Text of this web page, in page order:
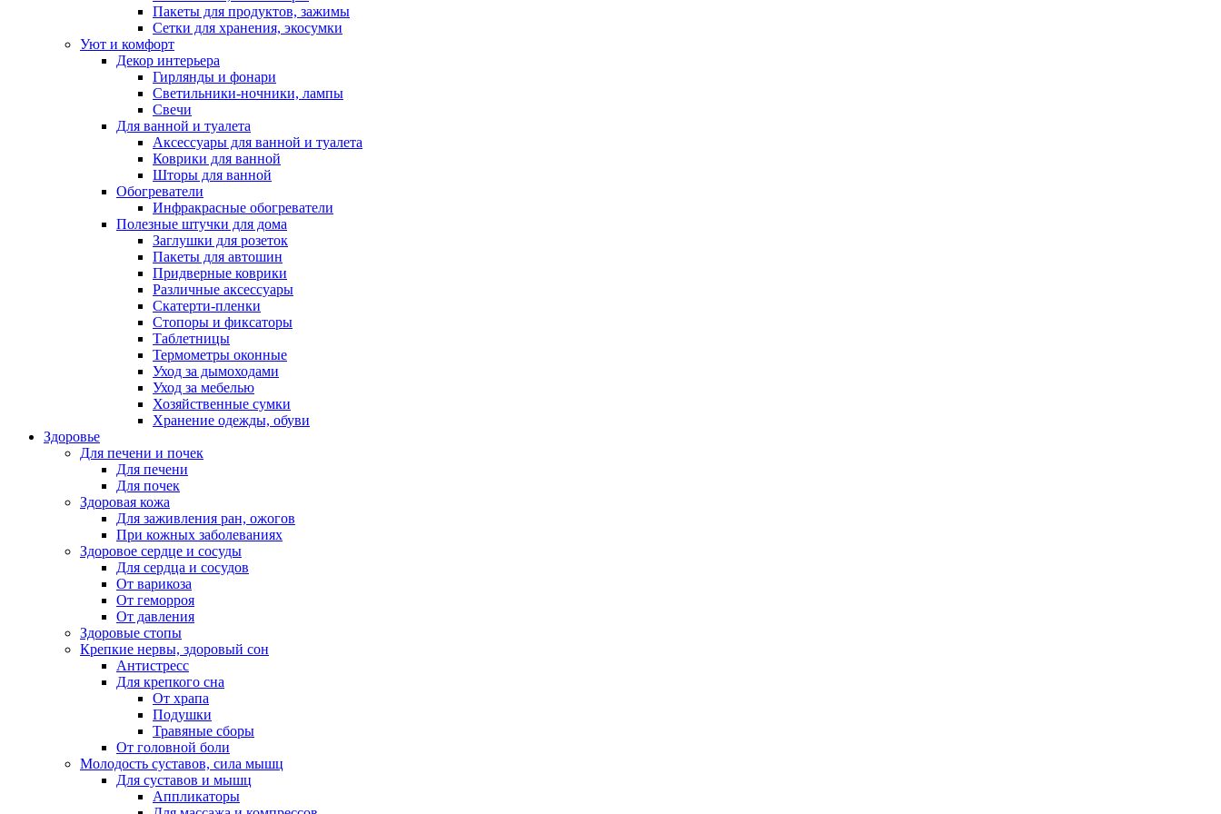
Пакеты для продуктов, зажимы
Сетки для хранения, экосумки
Уют и комфорт
Декор интерьера
Гирлянды и фонари
Светильники-ночники, лампы
Свечи
Для ванной и туалета
Аксессуары для ванной и туалета
Коврики для ванной
Шторы для ванной
Обогреватели
Инфракрасные обогреватели
Полезные штучки для дома
Заглушки для розеток
Пакеты для автошин
Придверные коврики
Различные аксессуары
Скатерти-пленки
Стопоры и фиксаторы
Таблетницы
Термометры оконные
Уход за дымоходами
Уход за мебелью
Хозяйственные сумки
Хранение одежды, обуви
Здоровье
Для печени и почек
Для печени
Для почек
Здоровая кожа
Для заживления ран, ожогов
При кожных заболеваниях
Здоровое сердце и сосуды
Для сердца и сосудов
От варикоза
От геморроя
От давления
Здоровые стопы
Крепкие нервы, здоровый сон
Антистресс
Для крепкого сна
От храпа
Подушки
Травяные сборы
От головной боли
Молодость суставов, сила мышц
Для суставов и мышц
Аппликаторы